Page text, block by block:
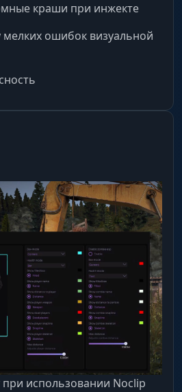
краши при инжекте
ошибок визуальной
использовании Noclip